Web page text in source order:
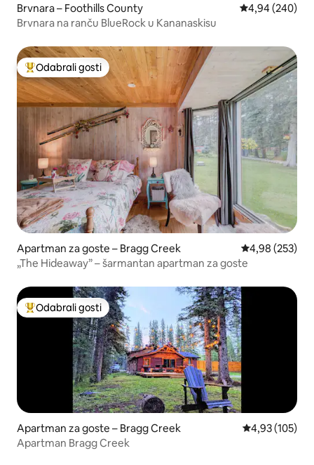
Brvnara – Foothills County Prosječna
4,94 (240)
Brvnara na ranču BlueRock u Kananaskisu
Među najviše rangiranima s oznakom „Odabrali gosti”
Odabrali gosti
Apartman za goste – Bragg Creek Prosječna
4,98 (253)
„The Hideaway” – šarmantan apartman za goste
Među najviše rangiranima s oznakom „Odabrali gosti”
Odabrali gosti
Apartman za goste – Bragg Creek Prosječna
4,93 (105)
Apartman Bragg Creek